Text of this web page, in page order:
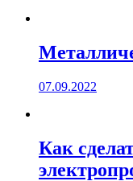
07.09.2022
Как